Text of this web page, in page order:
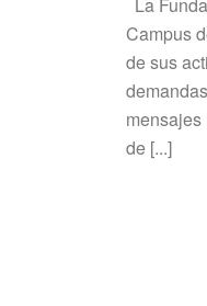
Campus
de sus
de [...]